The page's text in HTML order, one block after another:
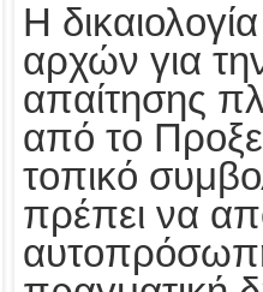
Η
αρχών για
απαίτησης
από το
τοπικό
πρέπει να